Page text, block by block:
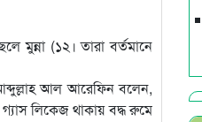
মুন্না (১২। তারা বর্তমানে
আল আরেফিন বলেন,
লিকেজ থাকায় বদ্ধ রুমে